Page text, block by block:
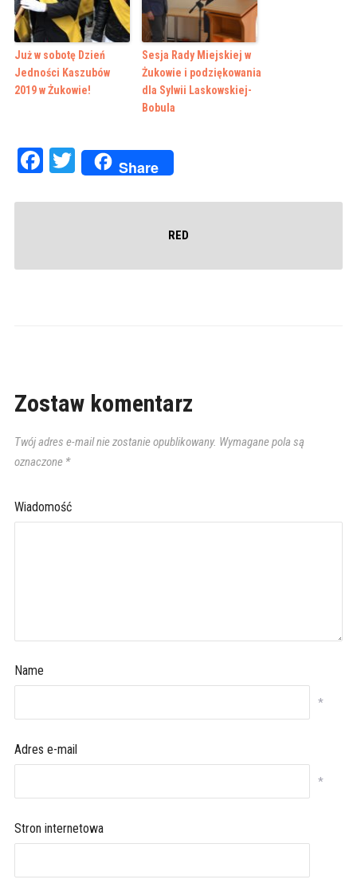
Już w sobotę Dzień
Jedności Kaszubów
2019 w Żukowie!
Sesja Rady Miejskiej w
Żukowie i podziękowania
dla Sylwii Laskowskiej-
Bobula
Facebook
Twitter
Share
RED
Zostaw komentarz
Twój adres e-mail nie zostanie opublikowany. Wymagane pola są
oznaczone *
Wiadomość
Name
*
Adres e-mail
*
Stron internetowa